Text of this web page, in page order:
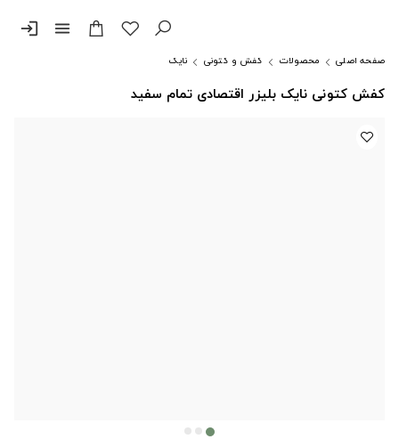
menu
login
صفحه اصلی محصولات کفش و کتونی نایک
کفش کتونی نایک بلیزر اقتصادی تمام سفید